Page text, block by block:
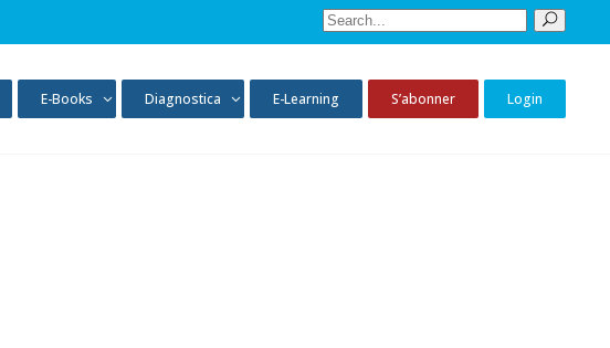
E-Books Diagnostica E-Learning S’abonner Login